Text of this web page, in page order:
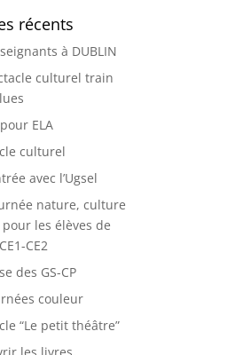
récents
à DUBLIN
culturel train
ELA
culturel
avec l’Ugsel
nature, culture
les élèves de
CE2
des GS-CP
couleur
“Le petit théâtre”